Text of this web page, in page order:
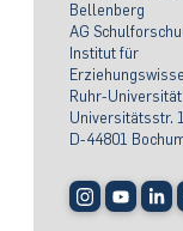
Bellenberg
AG
Institut für
Ruhr-
Universitätsstr.
D-44801